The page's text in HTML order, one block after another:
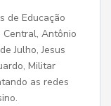
de Educação
Antônio
Julho, Jesus
Militar
as redes